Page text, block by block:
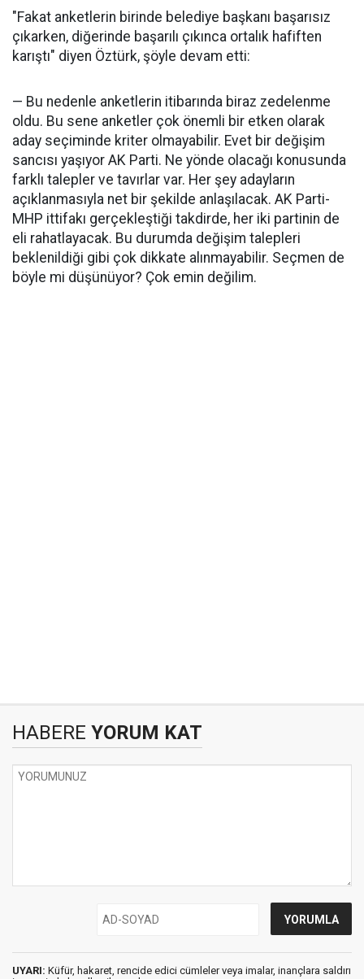
"Fakat anketlerin birinde belediye başkanı başarısız
çıkarken, diğerinde başarılı çıkınca ortalık hafiften
karıştı" diyen Öztürk, şöyle devam etti:
— Bu nedenle anketlerin itibarında biraz zedelenme
oldu. Bu sene anketler çok önemli bir etken olarak
aday seçiminde kriter olmayabilir. Evet bir değişim
sancısı yaşıyor AK Parti. Ne yönde olacağı konusunda
farklı talepler ve tavırlar var. Her şey adayların
açıklanmasıyla net bir şekilde anlaşılacak. AK Parti-
MHP ittifakı gerçekleştiği takdirde, her iki partinin de
eli rahatlayacak. Bu durumda değişim talepleri
beklenildiği gibi çok dikkate alınmayabilir. Seçmen de
böyle mi düşünüyor? Çok emin değilim.
HABERE YORUM KAT
UYARI: Küfür, hakaret, rencide edici cümleler veya imalar, inançlara saldırı